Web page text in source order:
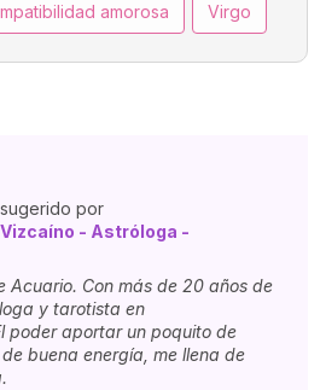
amorosa Virgo
por
- Astróloga -
Acuario. Con más de 20 años de
y tarotista en
poder aportar un poquito de
buena energía, me llena de